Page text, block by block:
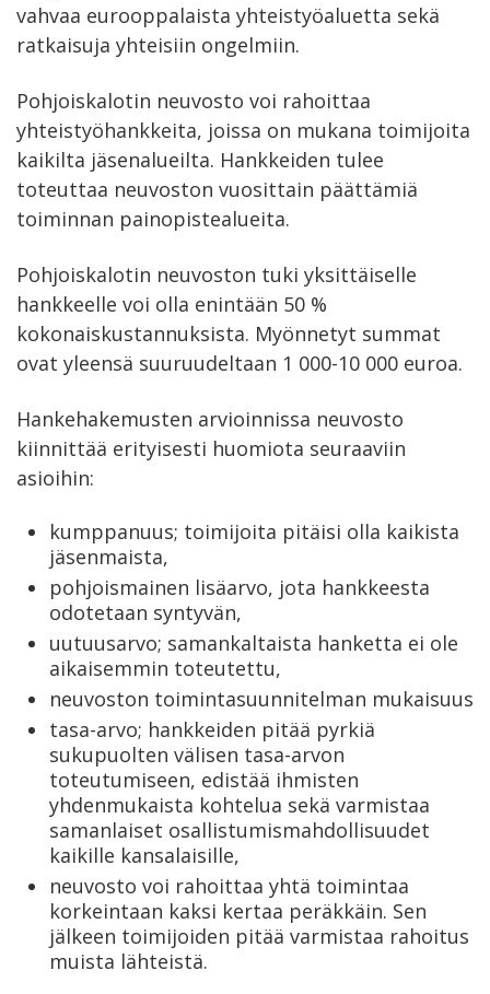
vahvaa eurooppalaista yh­teistyöaluetta sekä
ratkaisuja yhteisiin ongelmiin.
Pohjoiskalotin neuvosto voi rahoittaa
yhteistyöhankkeita, joissa on mukana toimijoita
kaikilta jäsenalueilta. Hankkeiden tulee
toteuttaa neuvoston vuosittain päättämiä
toiminnan painopistealueita.
Pohjoiskalotin neuvoston tuki yksittäiselle
hankkeelle voi olla enintään 50 %
kokonaiskustannuksista. Myönnetyt summat
ovat yleensä suuruudeltaan 1 000-10 000 euroa.
Hankehakemusten arvioinnissa neuvosto
kiinnittää erityisesti huomiota seuraaviin
asioihin:
kumppanuus; toimijoita pitäisi olla kaikista
jäsenmaista,
pohjoismainen lisäarvo, jota hankkeesta
odotetaan syntyvän,
uutuusarvo; samankaltaista hanketta ei ole
aikaisemmin toteutettu,
neuvoston toimintasuunnitelman mukaisuus
tasa-arvo; hankkeiden pitää pyrkiä
sukupuolten välisen tasa-arvon
toteutumiseen, edistää ihmisten
yhdenmukaista kohtelua sekä varmistaa
samanlaiset osallistumismahdollisuudet
kaikille kansalaisille,
neuvosto voi rahoittaa yhtä toimintaa
korkeintaan kaksi kertaa peräkkäin. Sen
jälkeen toimijoiden pitää varmistaa rahoitus
muista lähteistä.